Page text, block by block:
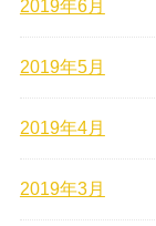
2019年6月
2019年5月
2019年4月
2019年3月